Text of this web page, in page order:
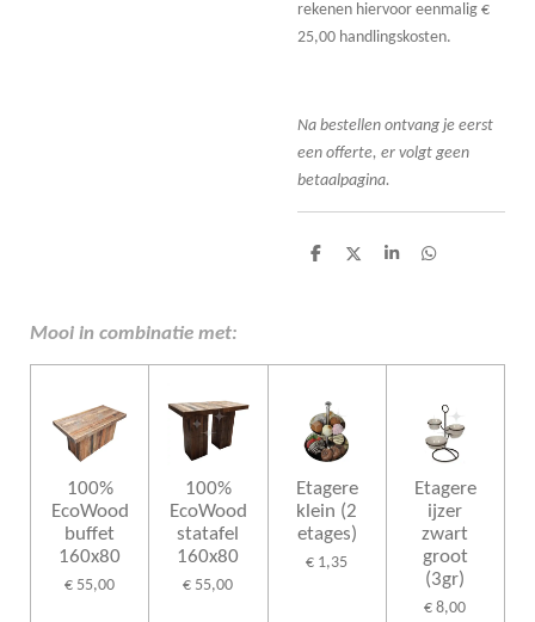
rekenen hiervoor eenmalig €
25,00 handlingskosten.
Na bestellen ontvang je eerst
een offerte, er volgt geen
betaalpagina.
D
D
S
D
Mooi in combinatie met:
100%
EcoWood
buffet
160x80
€ 55,00
100%
EcoWood
statafel
160x80
€ 55,00
Etagere
klein (2
etages)
€ 1,35
Etagere
ijzer
zwart
groot
(3gr)
€ 8,00